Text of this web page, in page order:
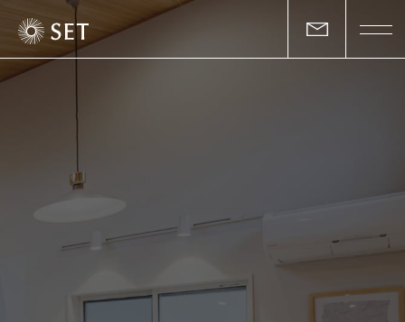
物件一覧
お客様の声